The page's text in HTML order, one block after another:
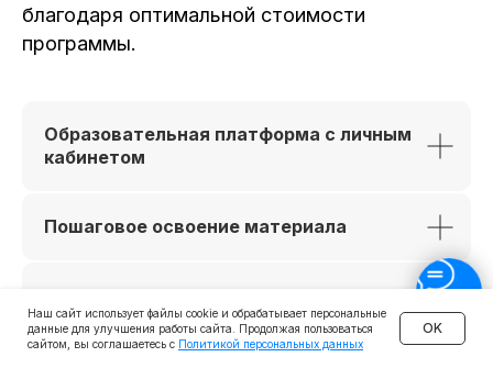
благодаря оптимальной стоимости
программы.
Образовательная платформа с личным
кабинетом
Пошаговое освоение материала
таблицах и презентациях
Наш сайт использует файлы cookie и обрабатывает персональные
данные для улучшения работы сайта. Продолжая пользоваться
сайтом, вы соглашаетесь с Политикой персональных данных
OK